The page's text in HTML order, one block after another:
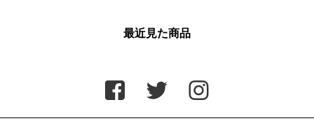
最近見た商品